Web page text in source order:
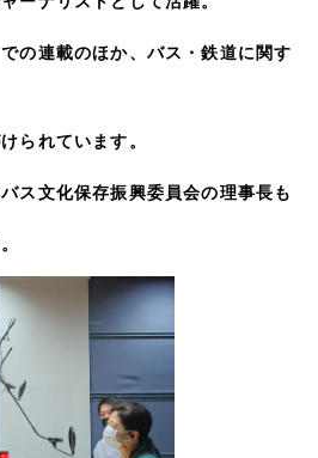
の連載のほか、バス・鉄道に関す
られています。
ス文化保存振興委員会の理事長も